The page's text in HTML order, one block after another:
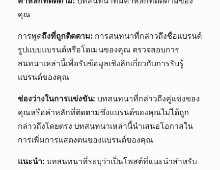
คุณ
การพูดถึงที่ถูกติดตาม: การสนทนาที่กล่าวถึงชื่อแบรนด์
รูปแบบแบรนด์หรือโดเมนของคุณ ตรวจสอบการ
สนทนาเหล่านี้เพื่อรับข้อมูลเชิงลึกเกี่ยวกับการรับรู้
แบรนด์ของคุณ
ช่องว่างในการแข่งขัน: บทสนทนาที่กล่าวถึงคู่แข่งของ
คุณหรือคำหลักที่ติดตามซึ่งแบรนด์ของคุณไม่ได้ถูก
กล่าวถึงโดยตรง บทสนทนาเหล่านี้นำเสนอโอกาสใน
การเพิ่มการแสดงตนของแบรนด์ของคุณ
แนะนำ: บทสนทนาที่ระบุว่าเป็นโพสต์ที่แนะนำสำหรับ